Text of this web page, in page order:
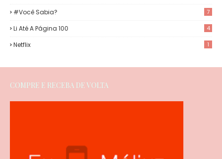
#Você Sabia? 7
Li Até A Página 100 4
Netflix 1
COMPRE E RECEBA DE VOLTA